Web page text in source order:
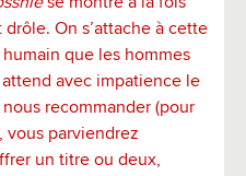
On s’attache à cette
que les hommes
avec impatience le
recommander (pour
vous parviendrez
un titre ou deux,